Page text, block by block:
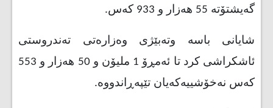
گەیشتۆتە 55 هەزار و 933 کەس.
شایانی باسە وتەبێژی وەزارەتی تەندروستی
ئاشکراشی کرد تا ئەمڕۆ 1 ملیۆن و 50 هەزار و 553
کەس نەخۆشییەکەیان تێپەڕاندووە.